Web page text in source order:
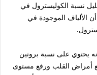
نسبة الكوليسترول في
الألياف الموجودة في
يحتوي على نسبة بروتين
أمراض القلب ورفع مستوى